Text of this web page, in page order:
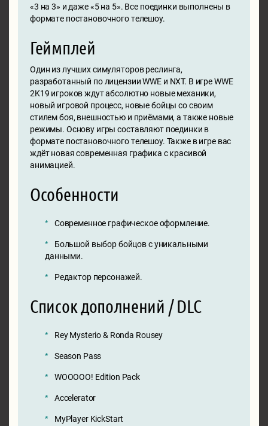
«3 на 3» и даже «5 на 5». Все поединки выполнены в
формате постановочного телешоу.
Геймплей
Один из лучших симуляторов реслинга,
разработанный по лицензии WWE и NXT. В игре WWE
2K19 игроков ждут абсолютно новые механики,
новый игровой процесс, новые бойцы со своим
стилем боя, внешностью и приёмами, а также новые
режимы. Основу игры составляют поединки в
формате постановочного телешоу. Также в игре вас
ждёт новая современная графика с красивой
анимацией.
Особенности
Современное графическое оформление.
Большой выбор бойцов с уникальными
данными.
Редактор персонажей.
Список дополнений / DLC
Rey Mysterio & Ronda Rousey
Season Pass
WOOOOO! Edition Pack
Accelerator
MyPlayer KickStart